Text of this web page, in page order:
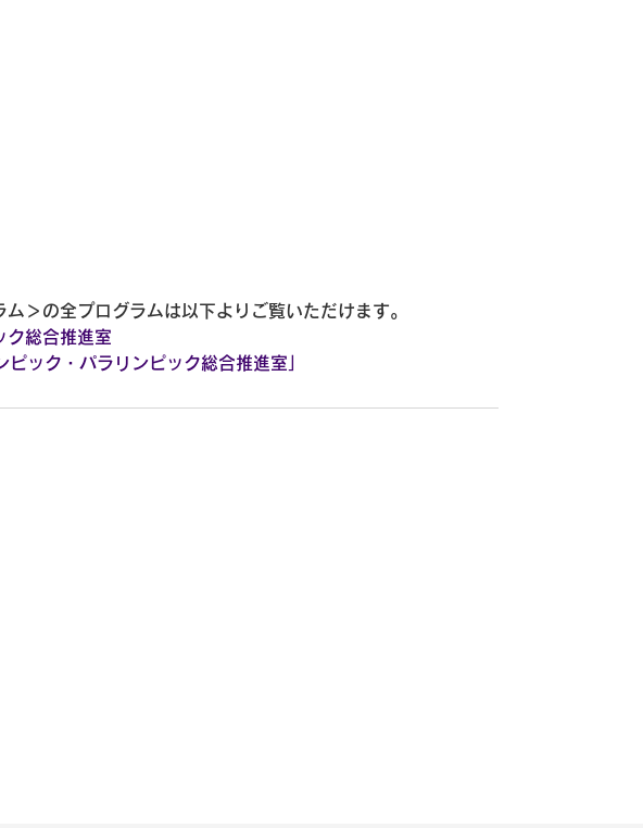
＞の全プログラムは以下よりご覧いただけます。
ク総合推進室
ック・パラリンピック総合推進室」